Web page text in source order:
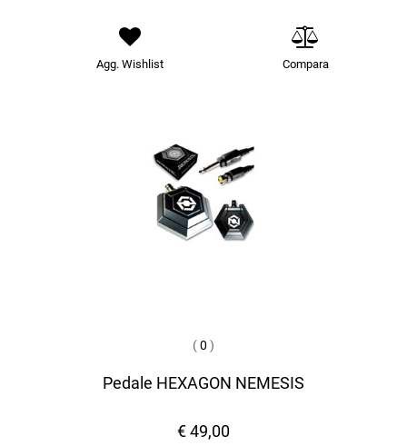
Agg. Wishlist Compara
(0 )
Pedale HEXAGON NEMESIS
€ 49,00